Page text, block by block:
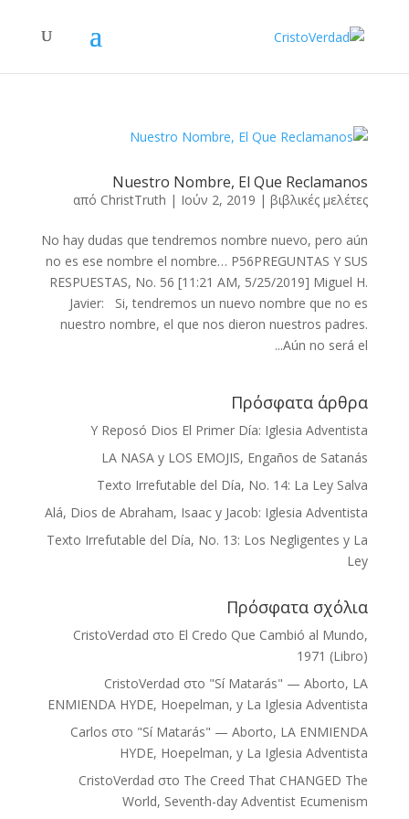
Nuestro Nombre, El Que Reclamanos
από ChristTruth | Ιούν 2, 2019 |βιβλικές μελέτες
No hay dudas que tendremos nombre nuevo, pero aún
no es ese nombre el nombre… P56PREGUNTAS Y SUS
RESPUESTAS, No. 56 [11:21 AM, 5/25/2019] Miguel H.
Javier: Si, tendremos un nuevo nombre que no es
nuestro nombre, el que nos dieron nuestros padres.
Aún no será el...
Πρόσφατα άρθρα
Y Reposó Dios El Primer Día: Iglesia Adventista
LA NASA y LOS EMOJIS, Engaños de Satanás
Texto Irrefutable del Día, No. 14: La Ley Salva
Alá, Dios de Abraham, Isaac y Jacob: Iglesia Adventista
Texto Irrefutable del Día, No. 13: Los Negligentes y La
Ley
Πρόσφατα σχόλια
CristoVerdad στο El Credo Que Cambió al Mundo,
1971 (Libro)
CristoVerdad στο "Sí Matarás" — Aborto, LA
ENMIENDA HYDE, Hoepelman, y La Iglesia Adventista
Carlos στο "Sí Matarás" — Aborto, LA ENMIENDA
HYDE, Hoepelman, y La Iglesia Adventista
CristoVerdad στο The Creed That CHANGED The
World, Seventh-day Adventist Ecumenism